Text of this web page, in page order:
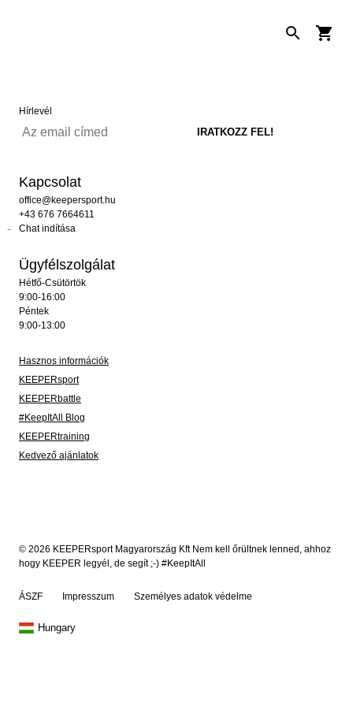
Hírlevél
Kapcsolat
office@keepersport.hu
+43 676 7664611
Chat indítása
Ügyfélszolgálat
Hétfő-Csütörtök
9:00-16:00
Péntek
9:00-13:00
Hasznos információk
KEEPERsport
KEEPERbattle
#KeepItAll Blog
KEEPERtraining
Kedvező ajánlatok
© 2026 KEEPERsport Magyarország Kft Nem kell őrültnek lenned, ahhoz
hogy KEEPER legyél, de segít ;-) #KeepItAll
ÁSZF Impresszum Személyes adatok védelme
Hungary